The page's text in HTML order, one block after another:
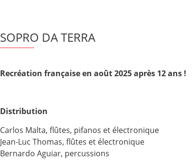
SOPRO DA TERRA
Recréation française en août 2025 après 12 ans !
Distribution
Carlos Malta, flûtes, pifanos et électronique
Jean-Luc Thomas, flûtes et électronique
Bernardo Aguiar, percussions